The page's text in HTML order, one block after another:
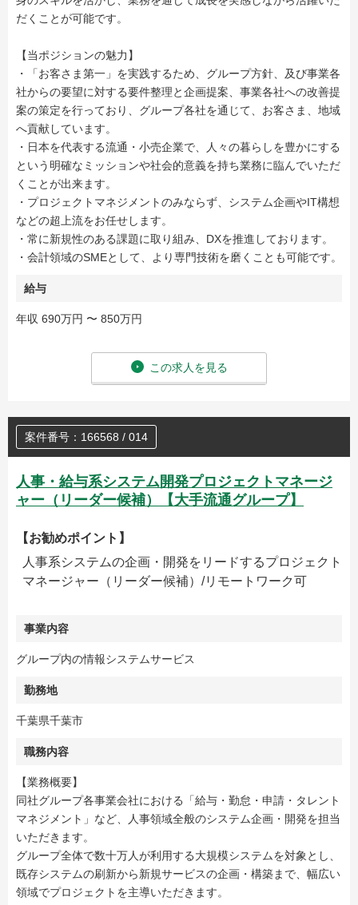
だくことが可能です。
【当ポジションの魅力】
・「お客さま第一」を実践するため、グループ方針、及び事業各
社からの要望に対する要件整理と企画提案、事業各社への改善提
案の策定を行っており、グループ各社を通じて、お客さま、地域
へ貢献しています。
・日本を代表する流通・小売企業で、人々の暮らしを豊かにする
という明確なミッションや社会的意義を持ち業務に臨んでいただ
くことが出来ます。
・プロジェクトマネジメントのみならず、システム企画やIT構想
などの超上流をお任せします。
・常に新規性のある課題に取り組み、DXを推進しております。
・会計領域のSMEとして、より専門技術を磨くことも可能です。
給与
年収 690万円 〜 850万円
この求人を見る
案件番号：166568 / 014
人事・給与系システム開発プロジェクトマネージ
ャー（リーダー候補）【大手流通グループ】
【お勧めポイント】
人事系システムの企画・開発をリードするプロジェクト
マネージャー（リーダー候補）/リモートワーク可
事業内容
グループ内の情報システムサービス
勤務地
千葉県千葉市
職務内容
【業務概要】
同社グループ各事業会社における「給与・勤怠・申請・タレント
マネジメント」など、人事領域全般のシステム企画・開発を担当
いただきます。
グループ全体で数十万人が利用する大規模システムを対象とし、
既存システムの刷新から新規サービスの企画・構築まで、幅広い
領域でプロジェクトを主導いただきます。